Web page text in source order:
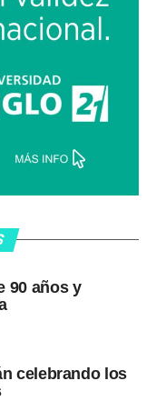
90 años y
celebrando los